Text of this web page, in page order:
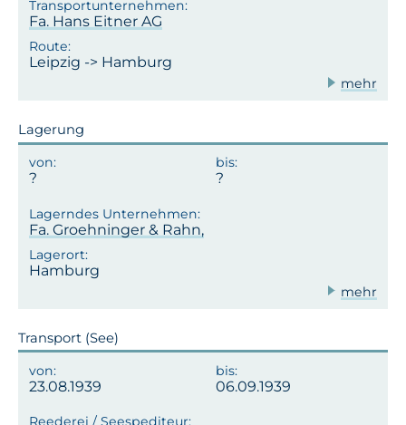
Fa. Hans Eitner AG
Leipzig -> Hamburg
mehr
Lagerung
Fa. Groehninger & Rahn,
Hamburg
mehr
Transport (See)
23.08.1939 06.09.1939